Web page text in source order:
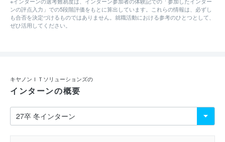
ンの評点入力」での5段階評価をもとに算出しています。これらの情報は、必ずし
も合否を決定づけるものではありません。就職活動における参考のひとつとして、
ぜひ活用してください。
キヤノンＩＴソリューションズの
インターンの概要